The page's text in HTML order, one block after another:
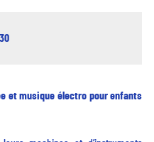
et musique électro pour enfants